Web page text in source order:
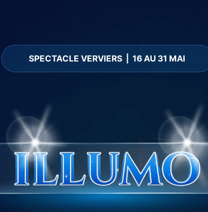
SPECTACLE VERVIERS | 16 AU 31 MAI